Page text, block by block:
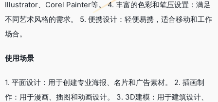
Illustrator、Corel Painter等。 4. 丰富的色彩和笔压设置：满足
不同艺术风格的需求。 5. 便携设计：轻便易携，适合移动和工作
场合。
使用场景
1. 平面设计：用于创建专业海报、名片和广告素材。 2. 插画制
作：用于漫画、插图和动画设计。 3. 3D建模：用于建筑设计、